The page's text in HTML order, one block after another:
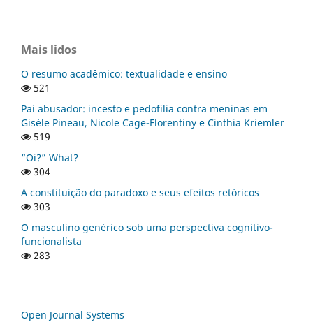
Mais lidos
O resumo acadêmico: textualidade e ensino
521
Pai abusador: incesto e pedofilia contra meninas em
Gisèle Pineau, Nicole Cage-Florentiny e Cinthia Kriemler
519
“Oi?” What?
304
A constituição do paradoxo e seus efeitos retóricos
303
O masculino genérico sob uma perspectiva cognitivo-
funcionalista
283
Open Journal Systems